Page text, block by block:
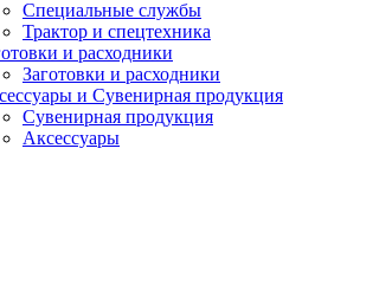
Специальные службы
Трактор и спецтехника
и расходники
Заготовки и расходники
и Сувенирная продукция
Сувенирная продукция
Аксессуары